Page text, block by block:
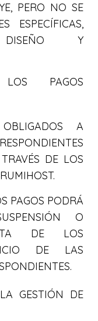
PERO NO SE
ESPECÍFICAS,
DISEÑO Y
PAGOS
A
DE LOS
PAGOS PODRÁ
O
DE LOS
DE LAS
GESTIÓN DE